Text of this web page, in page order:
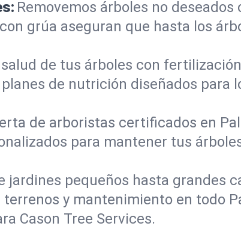
Removemos árboles no
grúa aseguran que hasta los
de tus árboles con
de nutrición diseñados para
de arboristas certificados en
para mantener tus
jardines pequeños hasta grandes
y mantenimiento en todo
Cason Tree Services.